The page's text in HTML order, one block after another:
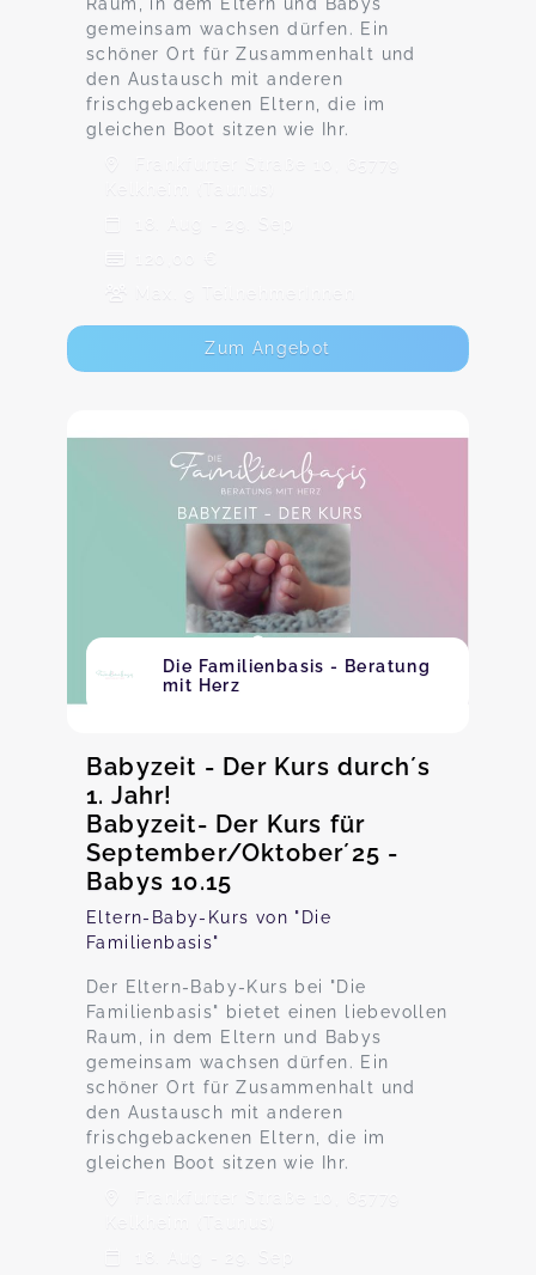
gemeinsam wachsen dürfen. Ein
schöner Ort für Zusammenhalt und
den Austausch mit anderen
frischgebackenen Eltern, die im
gleichen Boot sitzen wie Ihr.
Frankfurter Straße 10, 65779
Kelkheim (Taunus)
18. Aug - 29. Sep
120,00 €
Max. 9 TeilnehmerInnen
Zum Angebot
Die Familienbasis - Beratung
mit Herz
Babyzeit - Der Kurs durch´s
1. Jahr!
Babyzeit- Der Kurs für
September/Oktober´25 -
Babys 10.15
Eltern-Baby-Kurs von "Die
Familienbasis"
Der Eltern-Baby-Kurs bei "Die
Familienbasis" bietet einen liebevollen
Raum, in dem Eltern und Babys
gemeinsam wachsen dürfen. Ein
schöner Ort für Zusammenhalt und
den Austausch mit anderen
frischgebackenen Eltern, die im
gleichen Boot sitzen wie Ihr.
Frankfurter Straße 10, 65779
Kelkheim (Taunus)
18. Aug - 29. Sep